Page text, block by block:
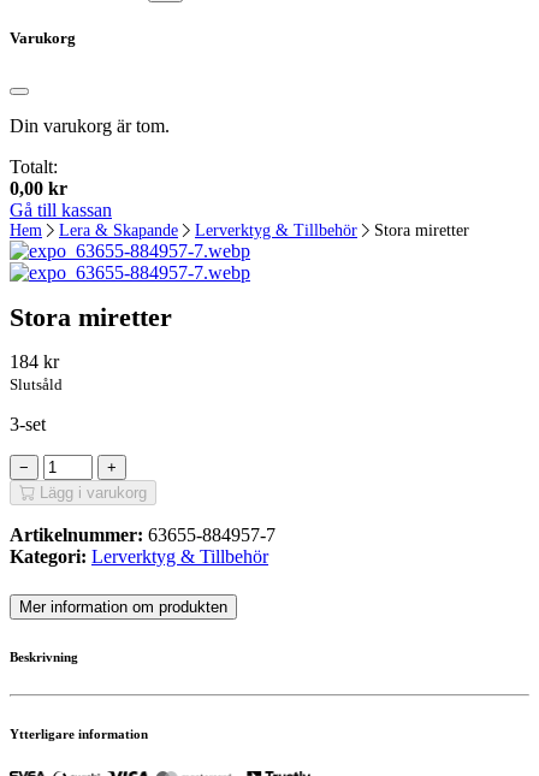
Varukorg
Din varukorg är tom.
Totalt:
0,00 kr
Gå till kassan
Hem Lera & Skapande Lerverktyg & Tillbehör Stora miretter
Stora miretter
184 kr
Slutsåld
3-set
−
+
Lägg i varukorg
Artikelnummer: 63655-884957-7
Kategori: Lerverktyg & Tillbehör
Mer information om produkten
Beskrivning
Ytterligare information